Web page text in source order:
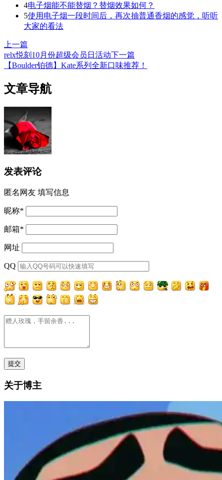
4电子烟能不能替烟？替烟效果如何？
5使用电子烟一段时间后，再次抽普通香烟的感觉，听听
大家的看法
上一篇
relx悦刻10月份超级会员日活动下一篇
【Boulder铂德】Kate系列全新口味推荐！
文章导航
发表评论
匿名网友 填写信息
昵称*
邮箱*
网址
QQ
关于博主